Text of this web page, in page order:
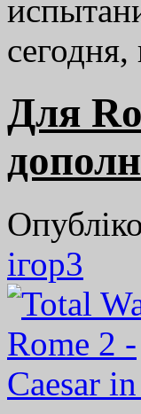
сегодня,
Для
ігор3